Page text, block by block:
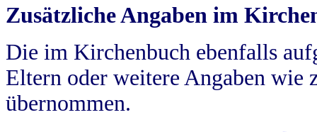
Zusätzliche Angaben im
Die im Kirchenbuch ebenfalls
Eltern oder weitere Angaben wie
übernommen.